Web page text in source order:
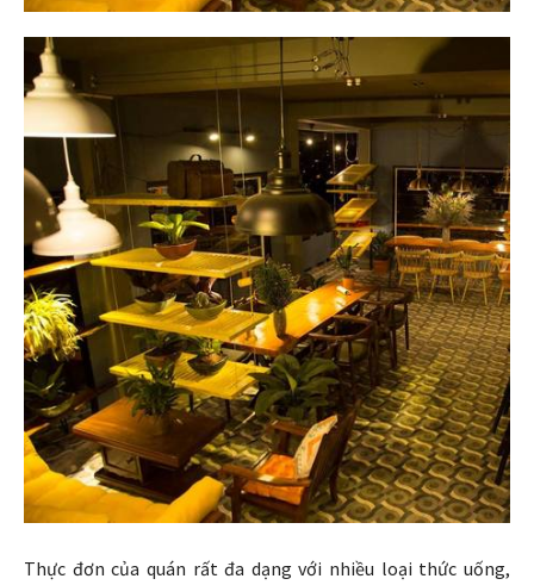
Thực đơn của quán rất đa dạng với nhiều loại thức uống,